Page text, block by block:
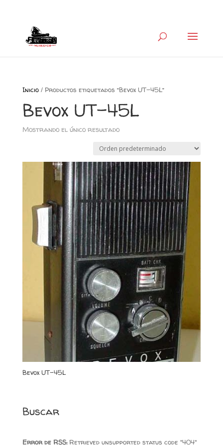
Inicio/ Productos etiquetados “Bevox UT-45L”
Bevox UT-45L
Mostrando el único resultado
Bevox UT-45L
Buscar
Error de RSS:Retrieved unsupported status code "404"